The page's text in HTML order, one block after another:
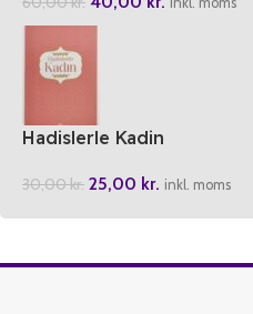
Hadislerle Kadin
30,00kr. 25,00 kr. inkl. moms